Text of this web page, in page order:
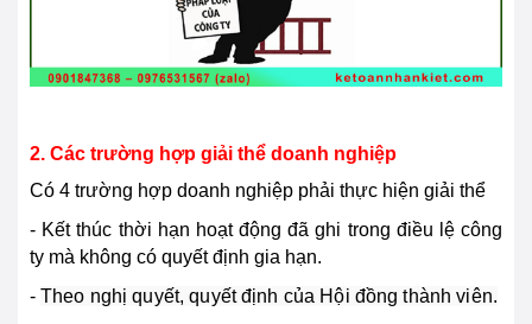
2. Các trường hợp giải thể doanh nghiệp
Có 4 trường hợp doanh nghiệp phải thực hiện giải thể
- Kết thúc thời hạn hoạt động đã ghi trong điều lệ công
ty mà không có quyết định gia hạn.
- Theo nghị quyết, quyết định của Hội đồng thành viên.